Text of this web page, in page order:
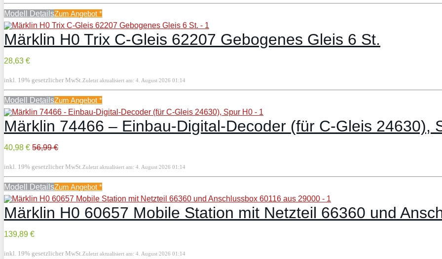
Modell DetailsZum Angebot *
Märklin H0 Trix C-Gleis 62207 Gebogenes Gleis 6 St.
28,63 €
inkl. 19% gesetzlicher MwSt. Zuletzt aktualisiert am: 4. August 2026 01:14
Modell DetailsZum Angebot *
Märklin 74466 – Einbau-Digital-Decoder (für C-Gleis 24630),
40,98 € 56,99 €
inkl. 19% gesetzlicher MwSt. Zuletzt aktualisiert am: 4. August 2026 01:14
Modell DetailsZum Angebot *
Märklin H0 60657 Mobile Station mit Netzteil 66360 und
139,89 €
inkl. 19% gesetzlicher MwSt. Zuletzt aktualisiert am: 4. August 2026 01:14